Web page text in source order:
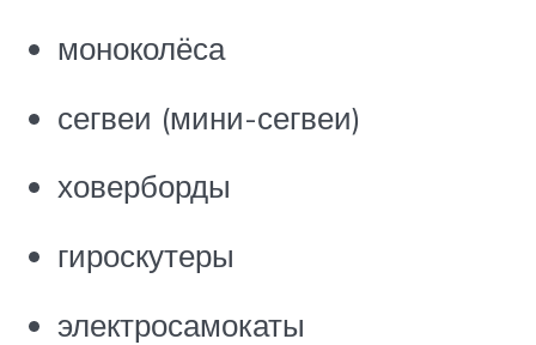
моноколёса
сегвеи (мини-сегвеи)
ховерборды
гироскутеры
электросамокаты